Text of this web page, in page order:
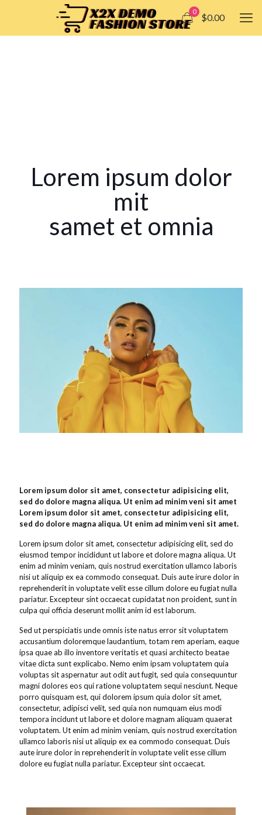
0
$0.00
Lorem ipsum dolor
mit
samet et omnia
Lorem ipsum dolor sit amet, consectetur adipisicing elit,
sed do dolore magna aliqua. Ut enim ad minim veni sit amet
Lorem ipsum dolor sit amet, consectetur adipisicing elit,
sed do dolore magna aliqua. Ut enim ad minim veni sit amet.
Lorem ipsum dolor sit amet, consectetur adipisicing elit, sed do
eiusmod tempor incididunt ut labore et dolore magna aliqua. Ut
enim ad minim veniam, quis nostrud exercitation ullamco laboris
nisi ut aliquip ex ea commodo consequat. Duis aute irure dolor in
reprehenderit in voluptate velit esse cillum dolore eu fugiat nulla
pariatur. Excepteur sint occaecat cupidatat non proident, sunt in
culpa qui officia deserunt mollit anim id est laborum.
Sed ut perspiciatis unde omnis iste natus error sit voluptatem
accusantium doloremque laudantium, totam rem aperiam, eaque
ipsa quae ab illo inventore veritatis et quasi architecto beatae
vitae dicta sunt explicabo. Nemo enim ipsam voluptatem quia
voluptas sit aspernatur aut odit aut fugit, sed quia consequuntur
magni dolores eos qui ratione voluptatem sequi nesciunt. Neque
porro quisquam est, qui dolorem ipsum quia dolor sit amet,
consectetur, adipisci velit, sed quia non numquam eius modi
tempora incidunt ut labore et dolore magnam aliquam quaerat
voluptatem. Ut enim ad minim veniam, quis nostrud exercitation
ullamco laboris nisi ut aliquip ex ea commodo consequat. Duis
aute irure dolor in reprehenderit in voluptate velit esse cillum
dolore eu fugiat nulla pariatur. Excepteur sint occaecat.